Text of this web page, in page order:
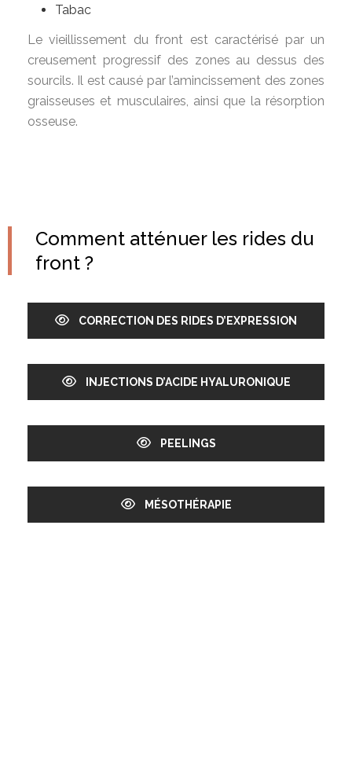
Tabac
Le vieillissement du front est caractérisé par un
creusement progressif des zones au dessus des
sourcils. Il est causé par l’amincissement des zones
graisseuses et musculaires, ainsi que la résorption
osseuse.
Comment atténuer les rides du
front ?
CORRECTION DES RIDES D’EXPRESSION
INJECTIONS D’ACIDE HYALURONIQUE
PEELINGS
MÉSOTHÉRAPIE